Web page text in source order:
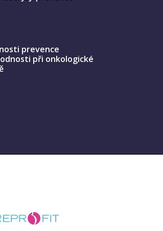
prevence
při onkologické